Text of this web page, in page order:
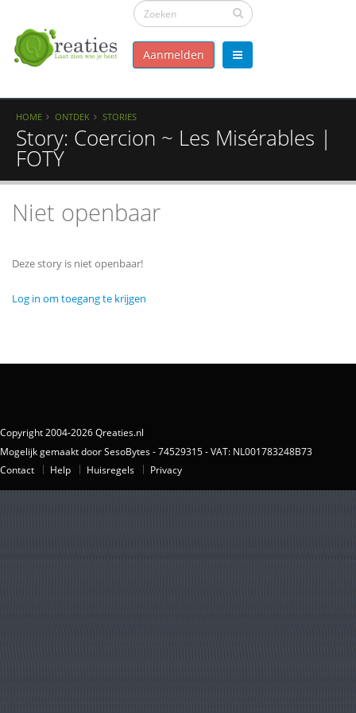
Aanmelden
HOME ONTDEK STORIES
Story: Coercion ~ Les Misérables |
FOTY
Niet openbaar
Deze story is niet openbaar!
Log in om toegang te krijgen
Copyright 2004-2026 Qreaties.nl
Mogelijk gemaakt door SesoBytes - 74529315 - VAT: NL001783248B73
Contact
Help Huisregels Privacy